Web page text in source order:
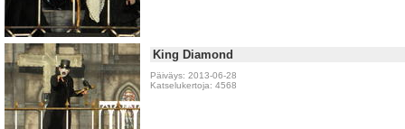
King Diamond
Päiväys: 2013-06-28
Katselukertoja: 4568